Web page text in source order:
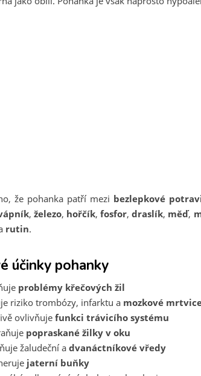
že pohanka patří mezi bezlepkové
,železo, hořčík,fosfor,draslík, měď,
rutin.
účinky pohanky
problémy křečových žil
riziko trombózy, infarktu a mozkové
ovlivňujefunkci trávicího systému
popraskané žilky v oku
žaludeční a dvanáctníkové vředy
jaterní buňky